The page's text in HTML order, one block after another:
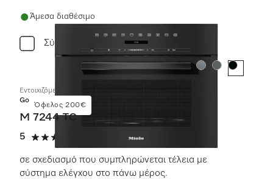
Άμεσα διαθέσιμο
Σύγκριση
Όφελος 200€
Χρώμα:
Χρώμα:Χρώμα:
Εντοιχιζόμενος φούρνος μικροκυμάτων
Gold
M 7244 TC
5
5 αστέρια από 5
(5 αξιολογήσεις)
σε σχεδιασμό που συμπληρώνεται τέλεια με
σύστημα ελέγχου στο πάνω μέρος.